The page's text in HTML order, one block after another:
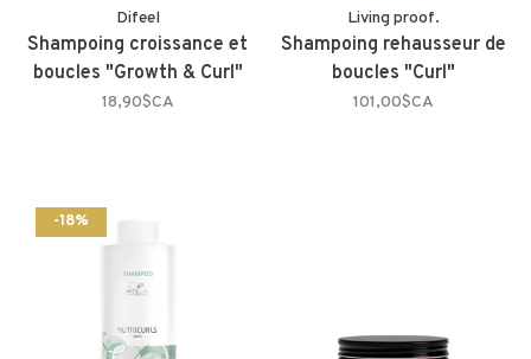
Difeel
Shampoing croissance et
boucles "Growth & Curl"
18,90$CA
Living proof.
Shampoing rehausseur de
boucles "Curl"
101,00$CA
-18%